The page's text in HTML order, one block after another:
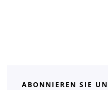
ABONNIEREN SIE